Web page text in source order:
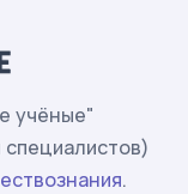
учёные"
.